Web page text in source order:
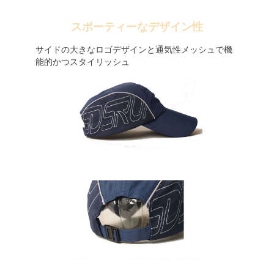
スポーティーなデザイン性
サイドの大きなロゴデザインと通気性メッシュで機
能的かつスタイリッシュ